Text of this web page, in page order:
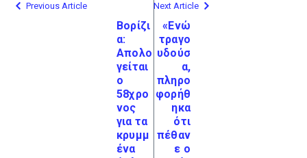
Previous Article
Βορίζι
α:
Απολο
γείται
ο
58χρο
νος
για τα
κρυμμ
ένα
Next Article
«Ενώ
τραγο
υδούσ
α,
πληρο
φορήθ
ηκα
ότι
πέθαν
ε ο